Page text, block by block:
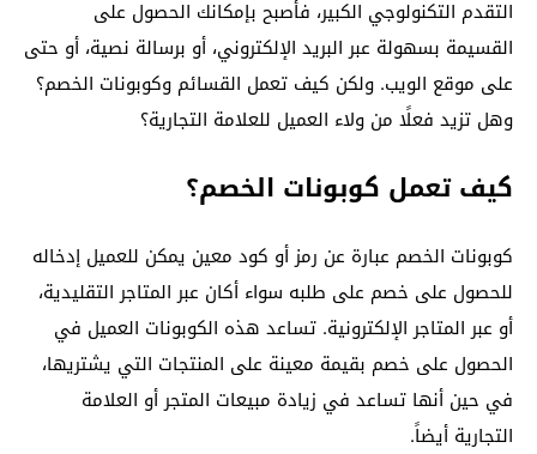
التقدم التكنولوجي الكبير، فأصبح بإمكانك الحصول على
القسيمة بسهولة عبر البريد الإلكتروني، أو برسالة نصية، أو حتى
على موقع الويب. ولكن كيف تعمل القسائم وكوبونات الخصم؟
وهل تزيد فعلًا من ولاء العميل للعلامة التجارية؟
كيف تعمل كوبونات الخصم؟
كوبونات الخصم عبارة عن رمز أو كود معين يمكن للعميل إدخاله
للحصول على خصم على طلبه سواء أكان عبر المتاجر التقليدية،
أو عبر المتاجر الإلكترونية. تساعد هذه الكوبونات العميل في
الحصول على خصم بقيمة معينة على المنتجات التي يشتريها،
في حين أنها تساعد في زيادة مبيعات المتجر أو العلامة
التجارية أيضاً.